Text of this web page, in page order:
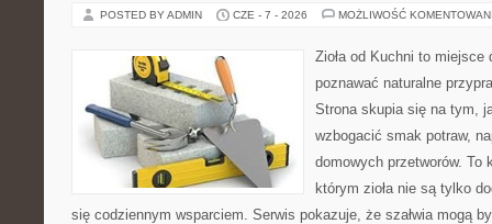
POSTED BY ADMIN CZE - 7 - 2026 MOŻLIWOŚĆ
Zioła od Kuchni to
poznawać naturalne
Strona skupia się na tym,
wzbogacić smak potraw,
domowych przetworów. To
którym zioła nie są tylko
się codziennym wsparciem. Serwis pokazuje, że szałwia mogą